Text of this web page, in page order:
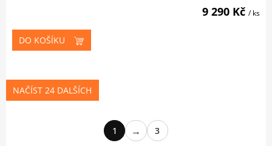
9 290 Kč / ks
DO KOŠÍKU
Ovládací prvky výpisu
NAČÍST 24 DALŠÍCH
Stránkování
1 3